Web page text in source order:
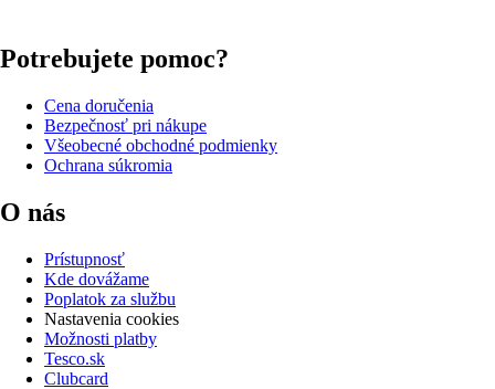
Potrebujete pomoc?
Cena doručenia
Bezpečnosť pri nákupe
Všeobecné obchodné podmienky
Ochrana súkromia
O nás
Prístupnosť
Kde dovážame
Poplatok za službu
Nastavenia cookies
Možnosti platby
Tesco.sk
Clubcard